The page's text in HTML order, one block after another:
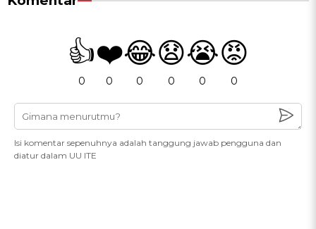
👍
0
❤️
0
😂
0
😧
0
😭
0
😡
0
Isi komentar sepenuhnya adalah tanggung jawab pengguna dan
diatur dalam UU ITE